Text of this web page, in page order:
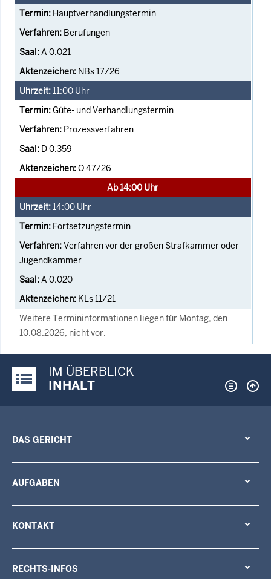
Hauptverhandlungstermin
Berufungen
A 0.021
NBs 17/26
11:00 Uhr
Güte- und Verhandlungstermin
Prozessverfahren
D 0.359
O 47/26
Ab 14:00 Uhr
14:00 Uhr
Fortsetzungstermin
Verfahren vor der großen Strafkammer oder
Jugendkammer
A 0.020
KLs 11/21
Weitere Termininformationen liegen für Montag, den
10.08.2026, nicht vor.
Justiz-Portal im Überblick:
IM ÜBERBLICK
INHALT
DAS GERICHT
AUFGABEN
KONTAKT
RECHTS-INFOS